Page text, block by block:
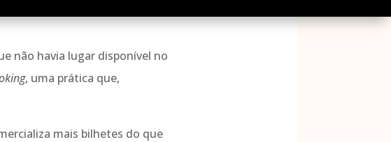
não havia lugar disponível no
, uma prática que,
mais bilhetes do que